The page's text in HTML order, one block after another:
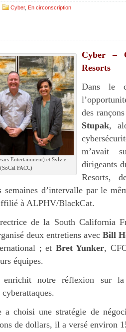
Cyber, En circonscription
Entertainment) et Sylvie
FACC)
Cyber –
Resorts
Dans le
des
Stupak,
m’avait
dirigeants
Resorts,
semaines d’intervalle par le
à ALPHV/BlackCat.
de la South California
deux entretiens avec Bill
; et Bret Yunker,
équipes.
enrichit notre réflexion sur la
a choisi une stratégie de
de dollars, il a versé environ